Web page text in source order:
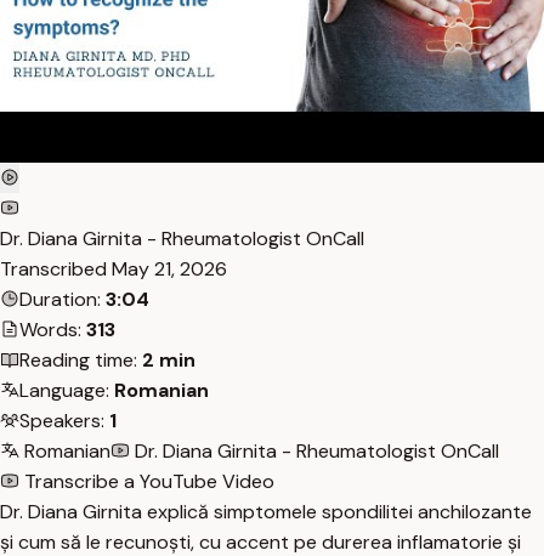
Dr. Diana Girnita - Rheumatologist OnCall
Transcribed May 21, 2026
Duration: 3:04
Words: 313
Reading time: 2 min
Language: Romanian
Speakers: 1
Romanian
Dr. Diana Girnita - Rheumatologist OnCall
Transcribe a YouTube Video
Dr. Diana Girnita explică simptomele spondilitei anchilozante
și cum să le recunoști, cu accent pe durerea inflamatorie și